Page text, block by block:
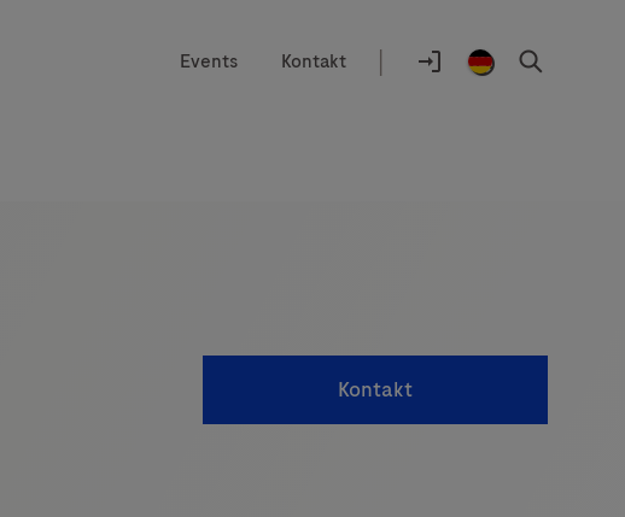
Events Kontakt |
Auswahlhilfe
Kontakt